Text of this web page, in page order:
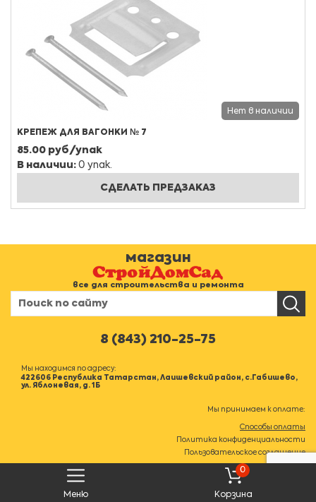
Нет в наличии
КРЕПЕЖ ДЛЯ ВАГОНКИ № 7
85.00 руб/упак
В наличии: 0 упак.
СДЕЛАТЬ ПРЕДЗАКАЗ
магазин
все для строительства и ремонта
8 (843) 210-25-75
Мы находимся по адресу:
422606 Республика Татарстан, Лаишевский район, с.Габишево,
ул. Яблоневая, д. 1Б
Мы принимаем к оплате:
Способы оплаты
Политика конфиденциальности
Пользовательское соглашение
Меню
0
Корзина